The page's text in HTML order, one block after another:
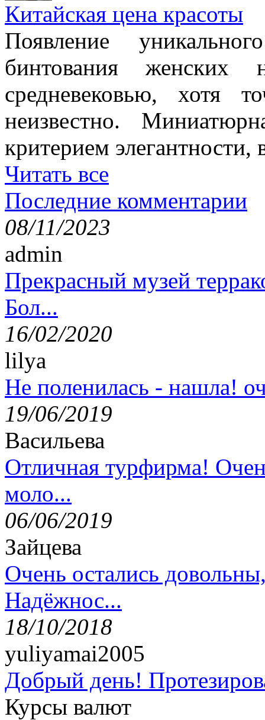
Китайская цена красоты
Появление
бинтования женских
средневековью, хотя
неизвестно.
критерием элегантности,
Читать все
Последние комментарии
08/11/2023
admin
Прекрасный музей
Бол...
16/02/2020
lilya
Не поленилась - нашла!
19/06/2019
Васильева
Отличная турфирма!
моло...
06/06/2019
Зайцева
Очень остались
Надёжнос...
18/10/2018
yuliyamai2005
Добрый день!
Курсы валют